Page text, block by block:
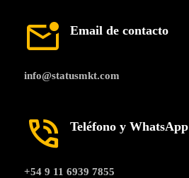
mark_email_unread Email de contacto
info@statusmkt.com
phone_in_talk Teléfono y WhatsApp
+54 9 11 6939 7855